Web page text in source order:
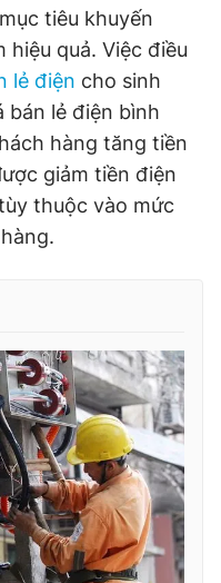
cấp ngày 24.3.2020
Thanh Niên. Cấm sao
sự chấp thuận bằng văn
JSC.
tiêu khuyến
quả. Việc điều
lẻ điện cho sinh
bán lẻ điện bình
hàng tăng tiền
giảm tiền điện
thuộc vào mức